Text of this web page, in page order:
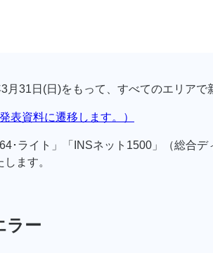
月31日(日)をもって、すべてのエリア
表資料に遷移します。）
･ライト」「INSネット1500」（総合
ます。
ラー